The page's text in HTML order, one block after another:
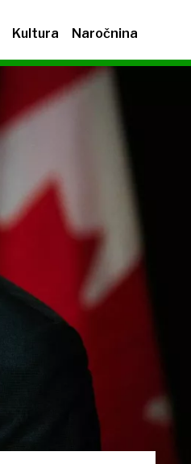
Kultura Naročnina